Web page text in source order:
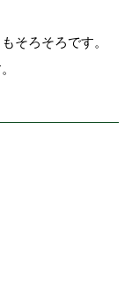
そろそろです。